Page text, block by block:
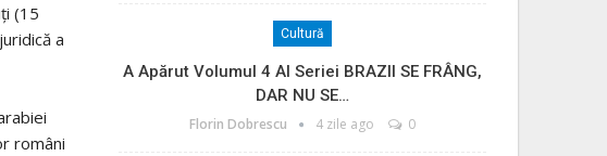
(15
a
români
Cultură
A Apărut Volumul 4 Al Seriei BRAZII SE FRÂNG,
DAR NU SE…
Florin Dobrescu 4 zile ago 0